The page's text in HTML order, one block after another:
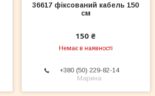
36617 фіксований кабель 150
см
150 ₴
Немає в наявності
+380 (50) 229-82-14
Марина